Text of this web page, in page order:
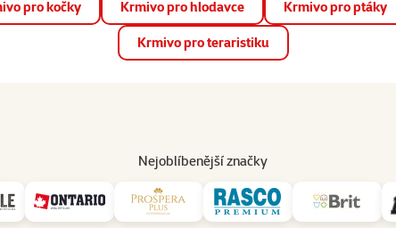
📱 Stáhněte si novou aplikaci Super zoo.Více informací
pro kočky Krmivo pro hlodavce Krmivo pro ptáky
Krmivo pro teraristiku
Nejoblíbenější značky
Prodejny Služby